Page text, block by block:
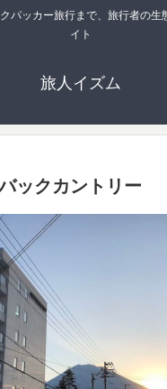
パッカー旅行まで、旅行者の生
イト
旅人イズム
ックカントリー